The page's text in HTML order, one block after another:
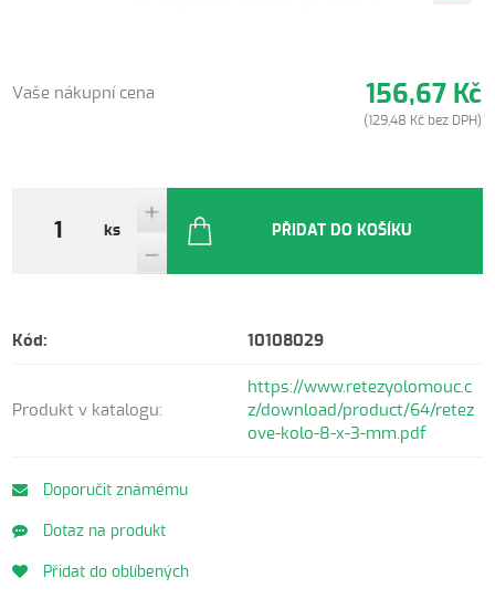
Vaše nákupní cena 156,67 Kč
(129,48 Kč bez DPH)
ks PŘIDAT DO KOŠÍKU
Kód: 10108029
Produkt v katalogu:
https://www.retezyolomouc.c
z/download/product/64/retez
ove-kolo-8-x-3-mm.pdf
Doporučit známému
Dotaz na produkt
Přidat do oblíbených